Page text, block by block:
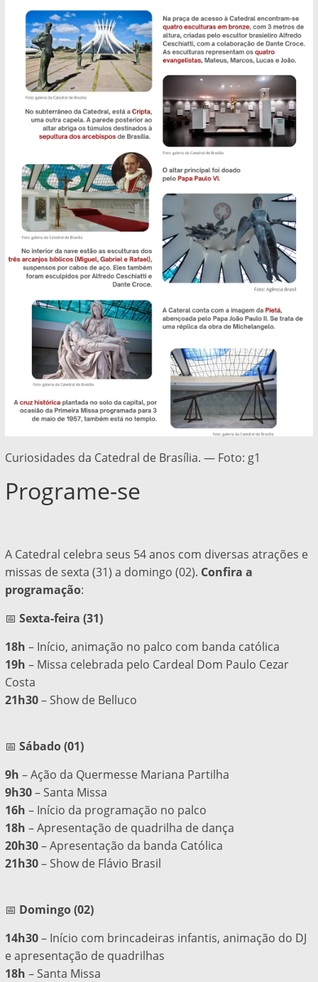
Curiosidades da Catedral de Brasília. — Foto: g1
Programe-se
A Catedral celebra seus 54 anos com diversas atrações e
missas de sexta (31) a domingo (02). Confira a
programação:
📅 Sexta-feira (31)
18h – Início, animação no palco com banda católica
19h – Missa celebrada pelo Cardeal Dom Paulo Cezar
Costa
21h30– Show de Belluco
📅 Sábado (01)
9h – Ação da Quermesse Mariana Partilha
9h30– Santa Missa
16h – Início da programação no palco
18h – Apresentação de quadrilha de dança
20h30– Apresentação da banda Católica
21h30– Show de Flávio Brasil
📅 Domingo (02)
14h30– Início com brincadeiras infantis, animação do DJ
e apresentação de quadrilhas
18h – Santa Missa